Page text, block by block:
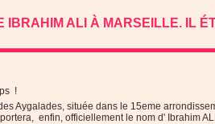
IBRAHIM ALI À MARSEILLE. IL
!
Aygalades, située dans le 15eme
enfin, officiellement le nom d' Ibrahim ALI